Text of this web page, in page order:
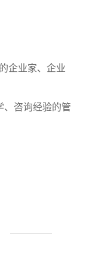
企业家、企业
、咨询经验的管